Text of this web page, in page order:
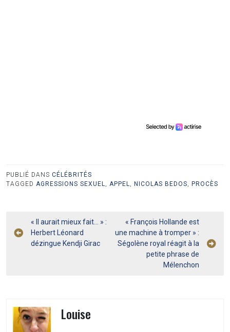
PUBLIÉ DANS CÉLÉBRITÉS
TAGGED AGRESSIONS SEXUEL APPEL NICOLAS BEDOS PROCÈS
Navigation
de
« Il aurait mieux fait… » :
Herbert Léonard
dézingue Kendji Girac
« François Hollande est
une machine à tromper » :
Ségolène royal réagit à la
petite phrase de
Mélenchon
Louise